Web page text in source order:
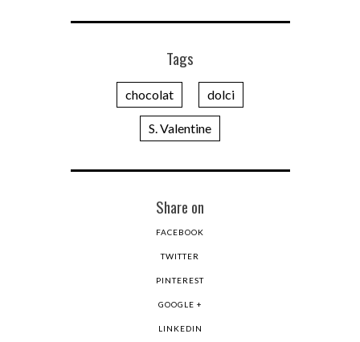
Tags
chocolat dolci
S. Valentine
Share on
FACEBOOK
TWITTER
PINTEREST
GOOGLE +
LINKEDIN